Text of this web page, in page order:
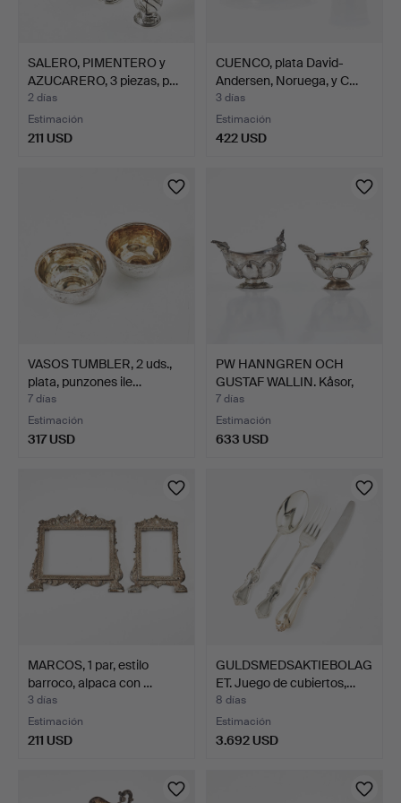
SALERO, PIMENTERO y
AZUCARERO, 3 piezas, p…
2 días
Estimación
211 USD
CUENCO, plata David-
Andersen, Noruega, y C…
3 días
Estimación
422 USD
VASOS TUMBLER, 2 uds.,
plata, punzones ile…
7 días
Estimación
317 USD
PW HANNGREN OCH
GUSTAF WALLIN. Kåsor,
dos …
7 días
Estimación
633 USD
MARCOS, 1 par, estilo
barroco, alpaca con …
3 días
Estimación
211 USD
GULDSMEDSAKTIEBOLAG
ET. Juego de cubiertos,…
8 días
Estimación
3.692 USD